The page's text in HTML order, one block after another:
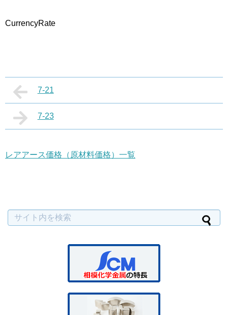
CurrencyRate
7-21
7-23
レアアース価格（原材料価格）一覧